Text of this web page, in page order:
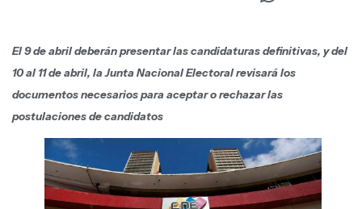
El 9 de abril deberán presentar las candidaturas definitivas, y del
10 al 11 de abril, la Junta Nacional Electoral revisará los
documentos necesarios para aceptar o rechazar las
postulaciones de candidatos